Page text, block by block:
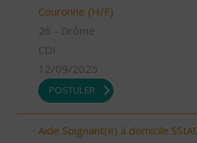
Couronne (H/F)
26 - Drôme
CDI
12/09/2025
POSTULER
Aide Soignant(e) à domicile